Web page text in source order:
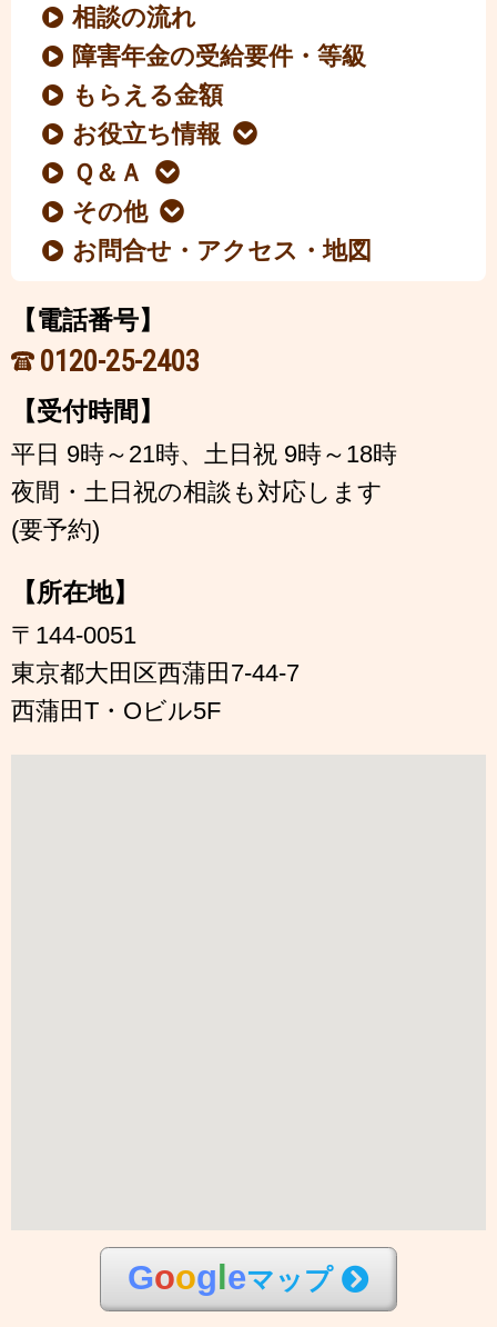
相談の流れ
障害年金の受給要件・等級
もらえる金額
お役立ち情報
Ｑ＆Ａ
その他
お問合せ・アクセス・地図
【電話番号】
0120-25-2403
【受付時間】
平日 9時～21時、土日祝 9時～18時
夜間・土日祝の相談も対応します
(要予約)
【所在地】
〒144-0051
東京都大田区西蒲田7-44-7
西蒲田T・Oビル5F
Goog eマップ